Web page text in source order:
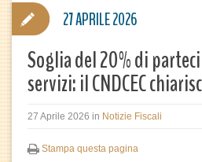
Soglia del 20% di
servizi: il CNDCEC
27 Aprile 2026 in Notizie Fiscali
Stampa questa pagina
27 APRILE 2026